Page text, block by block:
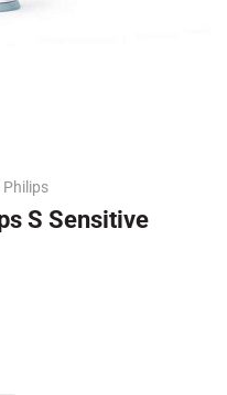
Philips
S Sensitive